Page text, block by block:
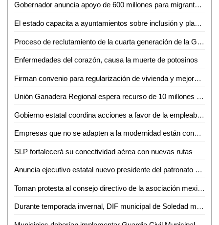
Gobernador anuncia apoyo de 600 millones para migrantes deportados a través de SIFIDE
El estado capacita a ayuntamientos sobre inclusión y planes de desarrollo
Proceso de reclutamiento de la cuarta generación de la Guardia Civil estatal genera gran aceptación
Enfermedades del corazón, causa la muerte de potosinos
Firman convenio para regularización de vivienda y mejora habitacional en Ciudad Valles
Unión Ganadera Regional espera recurso de 10 millones de pesos para apoyar a productores
Gobierno estatal coordina acciones a favor de la empleabilidad en SLP
Empresas que no se adapten a la modernidad están condenadas a desaparecer: Edgardo Medina
SLP fortalecerá su conectividad aérea con nuevas rutas
Anuncia ejecutivo estatal nuevo presidente del patronato de la Fenapo
Toman protesta al consejo directivo de la asociación mexicana de museos y centros de ciencia y tecnología
Durante temporada invernal, DIF municipal de Soledad mantiene servicios de albergue